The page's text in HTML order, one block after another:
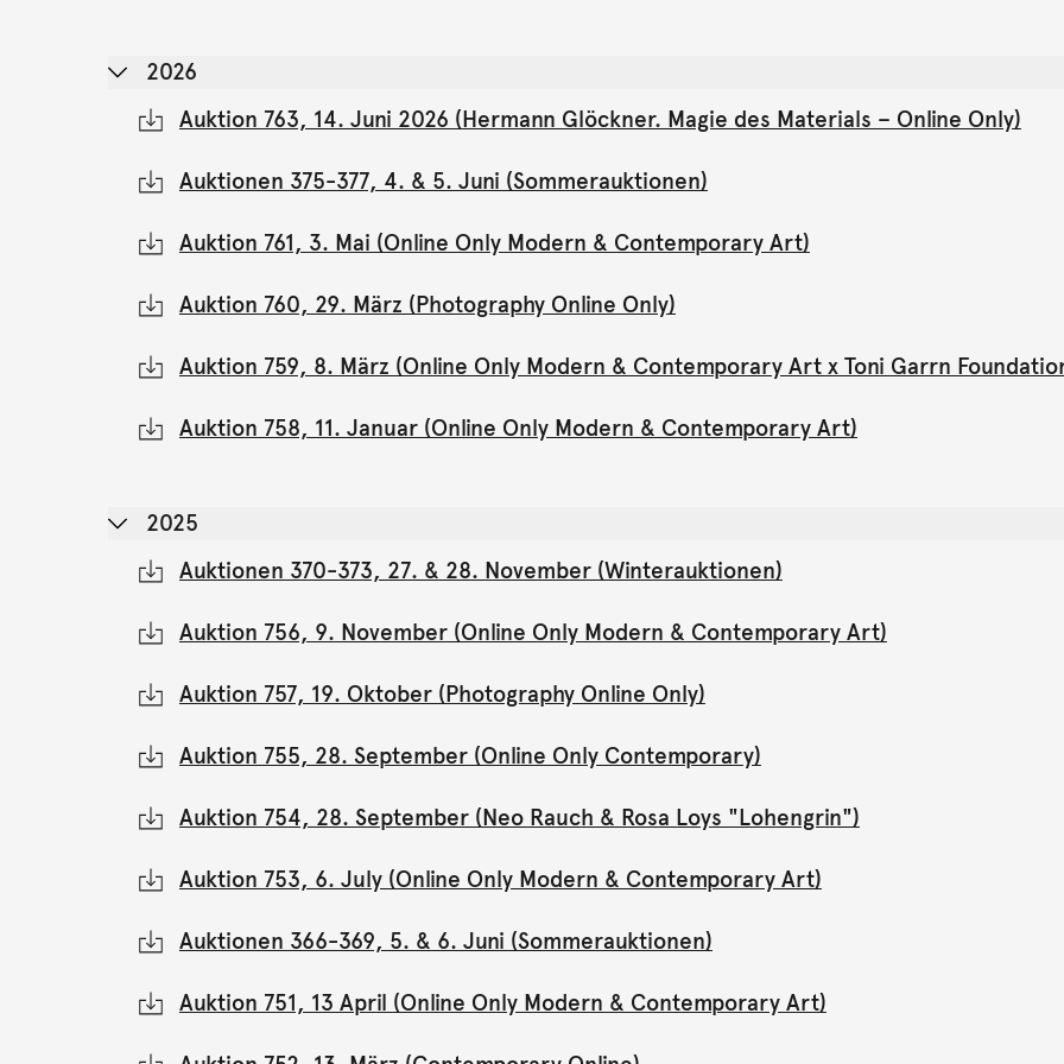
2026
Auktion 763, 14. Juni 2026 (Hermann Glöckner. Magie des Materials – Online Only)
Auktionen 375-377, 4. & 5. Juni (Sommerauktionen)
Auktion 761, 3. Mai (Online Only Modern & Contemporary Art)
Auktion 760, 29. März (Photography Online Only)
Auktion 759, 8. März (Online Only Modern & Contemporary Art x Toni Garrn
Auktion 758, 11. Januar (Online Only Modern & Contemporary Art)
2025
Auktionen 370-373, 27. & 28. November (Winterauktionen)
Auktion 756, 9. November (Online Only Modern & Contemporary Art)
Auktion 757, 19. Oktober (Photography Online Only)
Auktion 755, 28. September (Online Only Contemporary)
Auktion 754, 28. September (Neo Rauch & Rosa Loys "Lohengrin")
Auktion 753, 6. July (Online Only Modern & Contemporary Art)
Auktionen 366-369, 5. & 6. Juni (Sommerauktionen)
Auktion 751, 13 April (Online Only Modern & Contemporary Art)